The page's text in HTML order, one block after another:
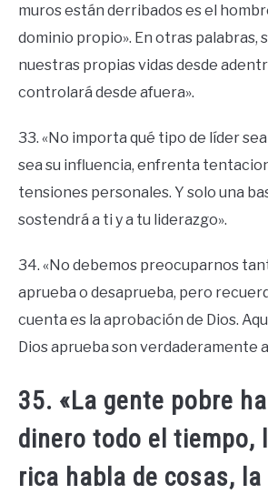
muros están derribados es el
dominio propio». En otras palabras,
nuestras propias vidas desde
controlará desde afuera».
33. «No importa qué tipo de líder
sea su influencia, enfrenta
tensiones personales. Y solo una
sostendrá a ti y a tu liderazgo».
34. «No debemos preocuparnos
aprueba o desaprueba, pero
cuenta es la aprobación de Dios.
Dios aprueba son verdaderamente
35. «La gente pobre
dinero todo el tiempo,
rica habla de cosas,